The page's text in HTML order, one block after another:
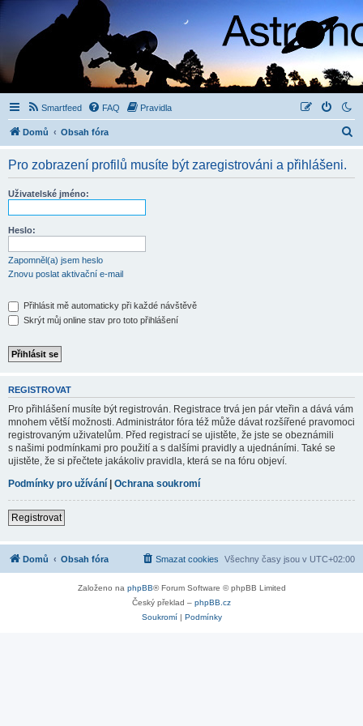
Smartfeed FAQ Pravidla
Domů Obsah fóra
Pro zobrazení profilů musíte být zaregistrováni a přihlášeni.
Uživatelské jméno:
Heslo:
Zapomněl(a) jsem heslo
Znovu poslat aktivační e-mail
Přihlásit mě automaticky při každé návštěvě
Skrýt můj online stav pro toto přihlášení
REGISTROVAT
Pro přihlášení musíte být registrován. Registrace trvá jen pár vteřin a dává vám
mnohem větší možnosti. Administrátor fóra též může dávat rozšířené pravomoci
registrovaným uživatelům. Před registrací se ujistěte, že jste se obeznámili
s našimi podmínkami pro použití a s dalšími pravidly a ujednáními. Také se
ujistěte, že si přečtete jakákoliv pravidla, která se na fóru objeví.
Podmínky pro užívání | Ochrana soukromí
Registrovat
Domů Obsah fóra Všechny časy jsou v UTC+02:00
Smazat cookies
Založeno na phpBB® Forum Software © phpBB Limited
Český překlad – phpBB.cz
Soukromí| Podmínky